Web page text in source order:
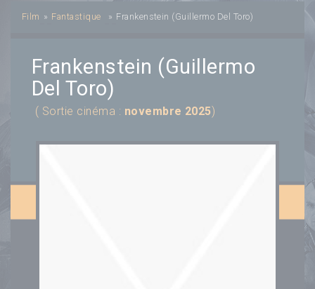
Film » Fantastique » Frankenstein (Guillermo Del Toro)
Frankenstein (Guillermo
Del Toro)
( Sortie cinéma : novembre 2025)